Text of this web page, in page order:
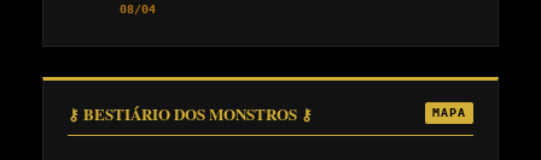
08/04
⚷ BESTIÁRIO DOS MONSTROS ⚷ MAPA